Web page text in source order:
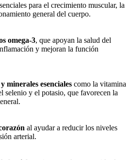
para el crecimiento muscular, la
general del cuerpo.
omega-3, que apoyan la salud del
y mejoran la función
minerales esenciales como la vitamina
selenio y el potasio, que favorecen la
al ayudar a reducir los niveles
arterial.